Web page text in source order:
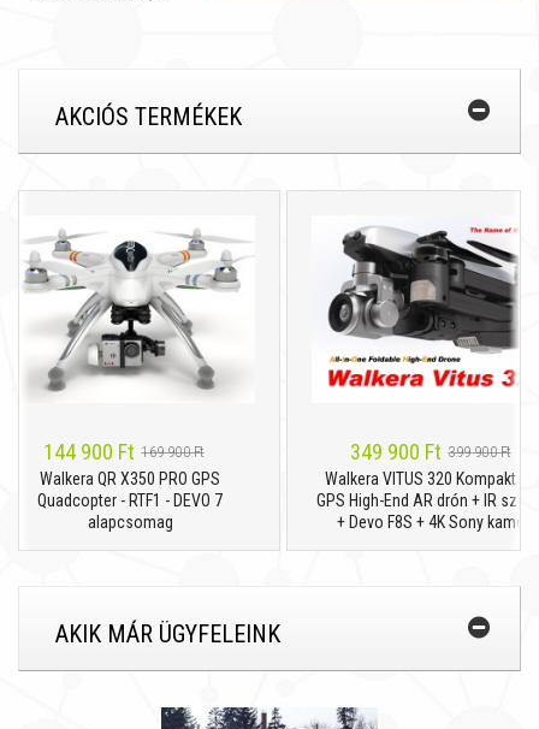
AKCIÓS TERMÉKEK
144 900 Ft 169 900 Ft
Walkera QR X350 PRO GPS
Quadcopter - RTF1 - DEVO 7
alapcsomag
349 900 Ft 399 900 Ft
Walkera VITUS 320 Kompakt dual
GPS High-End AR drón + IR
+ Devo F8S + 4K Sony kamera
AKIK MÁR ÜGYFELEINK